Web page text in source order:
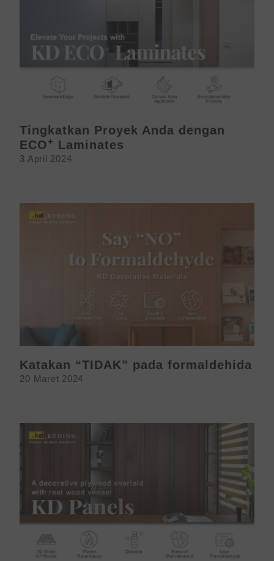
Tingkatkan Proyek Anda dengan
ECO+ Laminates
3 April 2024
Katakan “TIDAK” pada formaldehida
20 Maret 2024